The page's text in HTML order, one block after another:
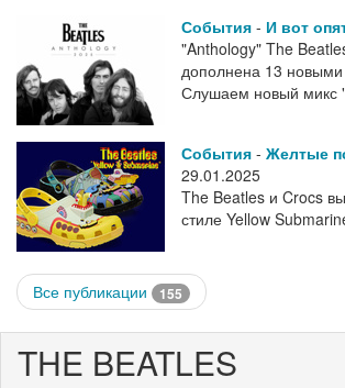
События - И вот
"Anthology" The
дополнена 13 новыми
Слушаем новый микс
События - Желтые
29.01.2025
The Beatles и Crocs
стиле Yellow
Все публикации 155
THE BEATLES